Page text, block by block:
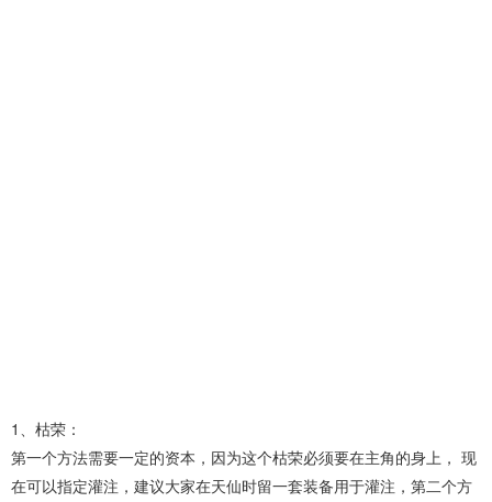
1、枯荣：
第一个方法需要一定的资本，因为这个枯荣必须要在主角的身上， 现
在可以指定灌注，建议大家在天仙时留一套装备用于灌注，第二个方